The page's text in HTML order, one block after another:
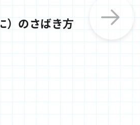
）のさばき方